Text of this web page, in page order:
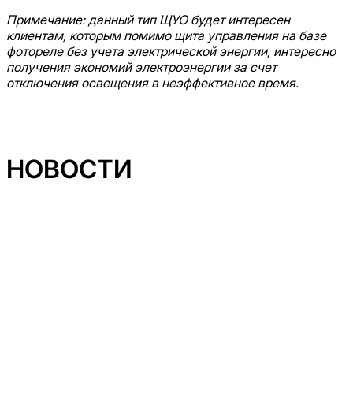
Примечание: данный тип ЩУО будет интересен
клиентам, которым помимо щита управления на базе
фотореле без учета электрической энергии, интересно
получения экономий электроэнергии за счет
отключения освещения в неэффективное время.
НОВОСТИ